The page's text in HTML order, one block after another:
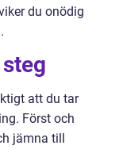
du onödig
att du tar
Först och
jämna till